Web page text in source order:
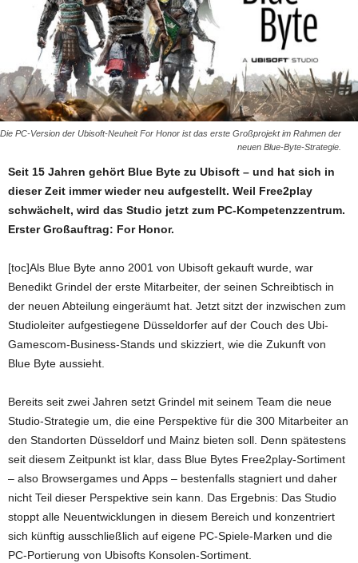
Die PC-Version der Ubisoft-Neuheit For Honor ist das erste Großprojekt im Rahmen der
neuen Blue-Byte-Strategie.
Seit 15 Jahren gehört Blue Byte zu Ubisoft – und hat sich in
dieser Zeit immer wieder neu aufgestellt. Weil Free2play
schwächelt, wird das Studio jetzt zum PC-Kompetenzzentrum.
Erster Großauftrag: For Honor.
[toc]Als Blue Byte anno 2001 von Ubisoft gekauft wurde, war
Benedikt Grindel der erste Mitarbeiter, der seinen Schreibtisch in
der neuen Abteilung eingeräumt hat. Jetzt sitzt der inzwischen zum
Studioleiter aufgestiegene Düsseldorfer auf der Couch des Ubi-
Gamescom-Business-Stands und skizziert, wie die Zukunft von
Blue Byte aussieht.
Bereits seit zwei Jahren setzt Grindel mit seinem Team die neue
Studio-Strategie um, die eine Perspektive für die 300 Mitarbeiter an
den Standorten Düsseldorf und Mainz bieten soll. Denn spätestens
seit diesem Zeitpunkt ist klar, dass Blue Bytes Free2play-Sortiment
– also Browsergames und Apps – bestenfalls stagniert und daher
nicht Teil dieser Perspektive sein kann. Das Ergebnis: Das Studio
stoppt alle Neuentwicklungen in diesem Bereich und konzentriert
sich künftig ausschließlich auf eigene PC-Spiele-Marken und die
PC-Portierung von Ubisofts Konsolen-Sortiment.